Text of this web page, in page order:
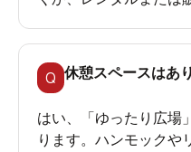
Q 休憩スペースはあ
はい、「ゆったり広場
ります。ハンモックや